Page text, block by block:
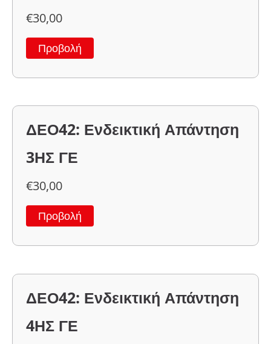
€30,00
Προβολή
ΔΕΟ42: Ενδεικτική Απάντηση
3ΗΣ ΓΕ
€30,00
Προβολή
ΔΕΟ42: Ενδεικτική Απάντηση
4ΗΣ ΓΕ